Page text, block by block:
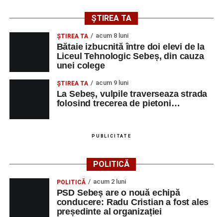
ȘTIREA TA
ŞTIREA TA acum 8 luni
Bătaie izbucnită între doi elevi de la
Liceul Tehnologic Sebeș, din cauza
unei colege
ŞTIREA TA acum 9 luni
La Sebeș, vulpile traverseaza strada
folosind trecerea de pietoni…
PUBLICITATE
POLITICĂ
POLITICĂ acum 2 luni
PSD Sebeș are o nouă echipă
conducere: Radu Cristian a fost ales
președinte al organizației